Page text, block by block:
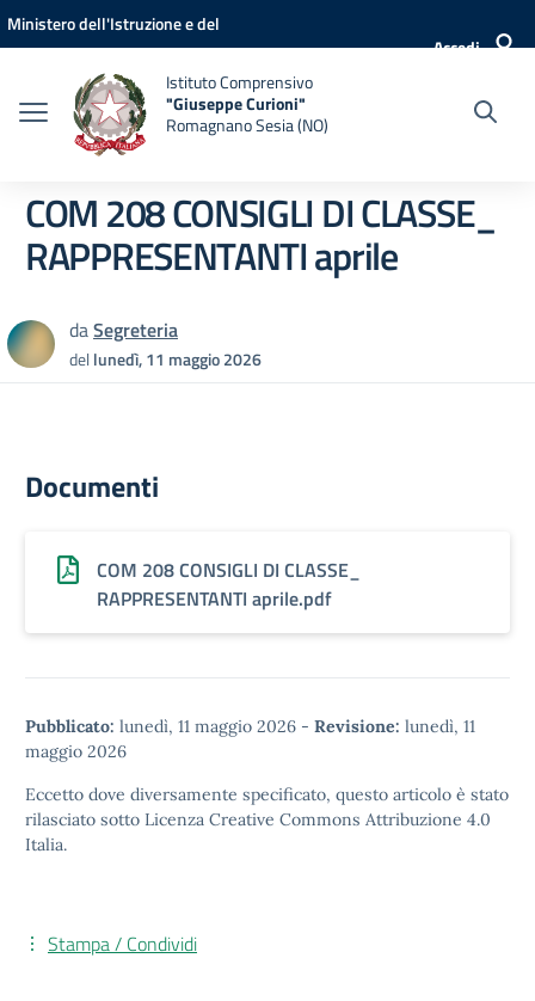
Vai ai contenuti
Vai al menu di navigazione
Vai al footer
Ministero dell'Istruzione e del
Accedi
Istituto Comprensivo
"Giuseppe Curioni"
Romagnano Sesia (NO)
COM 208 CONSIGLI DI CLASSE_
RAPPRESENTANTI aprile
daSegreteria
dellunedì, 11 maggio 2026
Documenti
COM 208 CONSIGLI DI CLASSE_
RAPPRESENTANTI aprile.pdf
Pubblicato: lunedì, 11 maggio 2026 - Revisione: lunedì, 11
maggio 2026
Eccetto dove diversamente specificato, questo articolo è stato
rilasciato sotto Licenza Creative Commons Attribuzione 4.0
Italia.
Stampa / Condividi